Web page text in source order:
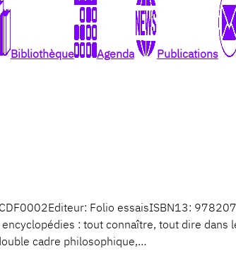
Bibliothèque Agenda Publications
Folio essaisISBN13:
: tout connaître, tout dire dans
cadre philosophique,…